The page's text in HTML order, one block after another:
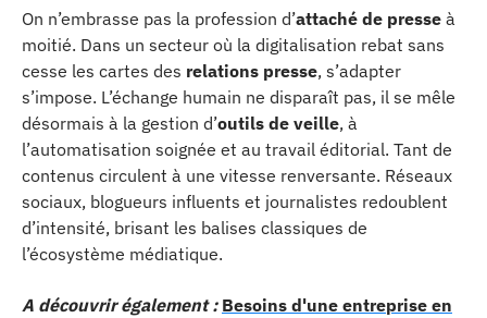
On n’embrasse pas la profession d’attaché de presse à
moitié. Dans un secteur où la digitalisation rebat sans
cesse les cartes des relations presse, s’adapter
s’impose. L’échange humain ne disparaît pas, il se mêle
désormais à la gestion d’outils de veille, à
l’automatisation soignée et au travail éditorial. Tant de
contenus circulent à une vitesse renversante. Réseaux
sociaux, blogueurs influents et journalistes redoublent
d’intensité, brisant les balises classiques de
l’écosystème médiatique.
A découvrir également : Besoins d'une entreprise en